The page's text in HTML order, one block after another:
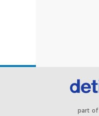
part of